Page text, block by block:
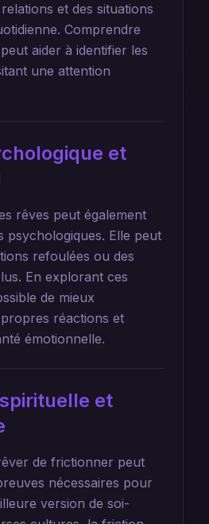
et des situations
Comprendre
aider à identifier les
une attention
et
rêves peut également
psychologiques. Elle peut
refoulées ou des
En explorant ces
de mieux
réactions et
émotionnelle.
et
de frictionner peut
nécessaires pour
version de soi-